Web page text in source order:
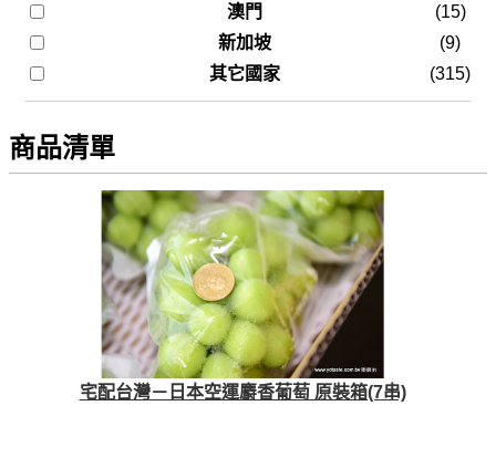
澳門
(15)
新加坡
(9)
其它國家
(315)
商品清單
宅配台灣－日本空運麝香葡萄 原裝箱(7串)